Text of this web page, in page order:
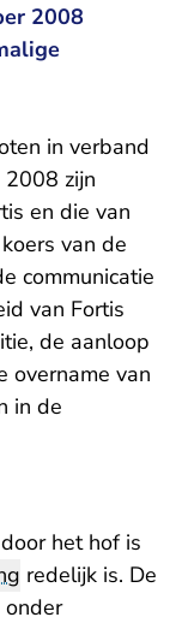
2008
in verband
zijn
en die van
van de
communicatie
van Fortis
de aanloop
overname van
in de
het hof is
redelijk is. De
onder